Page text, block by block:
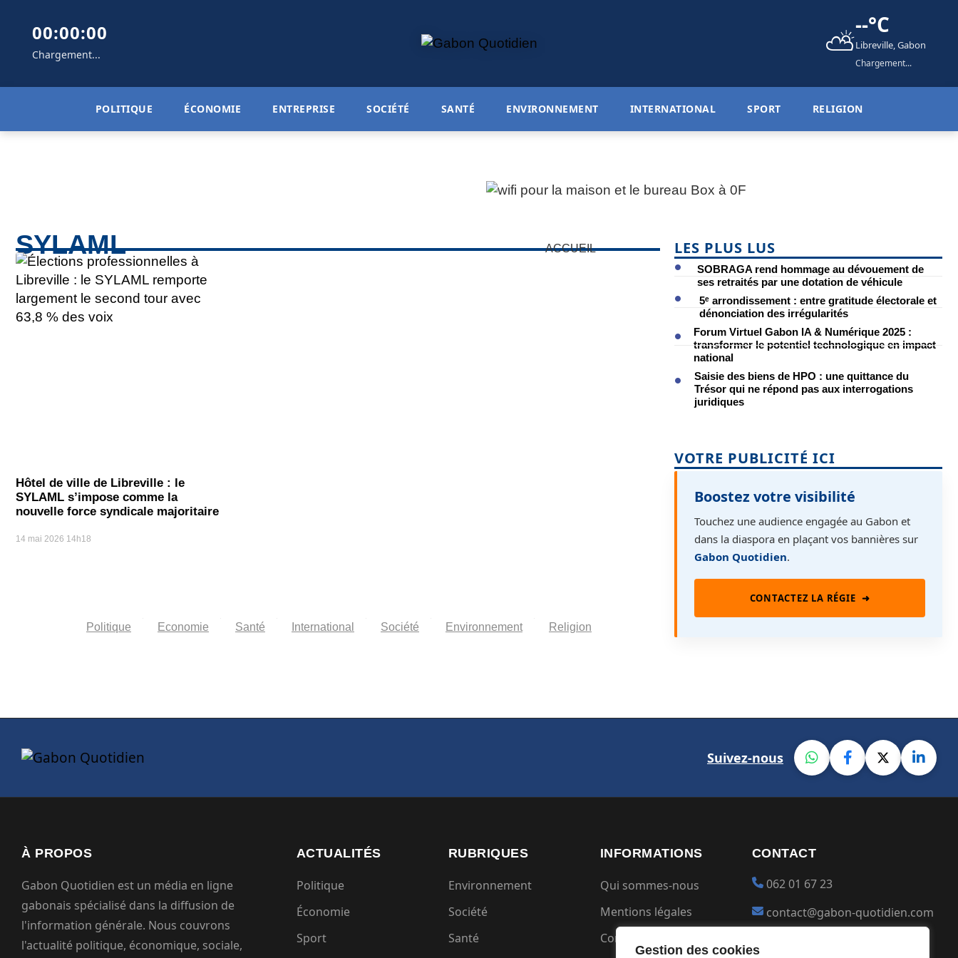
Gestion des cookies
00:00:00
Chargement... ⛅--°C
Libreville, Gabon
Chargement...
POLITIQUE ÉCONOMIE ENTREPRISE SOCIÉTÉ SANTÉ ENVIRONNEMENT INTERNATIONAL SPORT RELIGION
ACCUEIL
SYLAML
Hôtel de ville de Libreville : le
SYLAML s’impose comme la
nouvelle force syndicale majoritaire
14 mai 2026 14h18
Politique Economie Santé International Société Environnement Religion
LES PLUS LUS
SOBRAGA rend hommage au dévouement de
ses retraités par une dotation de véhicule
5ᵉ arrondissement : entre gratitude électorale et
dénonciation des irrégularités
Forum Virtuel Gabon IA & Numérique 2025 :
transformer le potentiel technologique en impact
national
Saisie des biens de HPO : une quittance du
Trésor qui ne répond pas aux interrogations
juridiques
VOTRE PUBLICITÉ ICI
Boostez votre visibilité
Touchez une audience engagée au Gabon et
dans la diaspora en plaçant vos bannières sur
Gabon Quotidien.
CONTACTEZ LA RÉGIE ➜
Suivez-nous
À PROPOS
Gabon Quotidien est un média en ligne
gabonais spécialisé dans la diffusion de
l'information générale. Nous couvrons
l'actualité politique, économique, sociale,
ACTUALITÉS
Politique
Économie
Sport
RUBRIQUES
Environnement
Société
Santé
INFORMATIONS
Qui sommes-nous
Mentions légales
Conditions générales
CONTACT
062 01 67 23
contact@gabon-quotidien.com